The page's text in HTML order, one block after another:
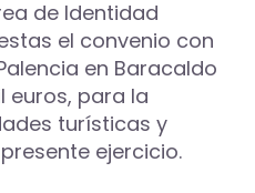
de Identidad
el convenio con
en Baracaldo
euros, para la
turísticas y
ejercicio.